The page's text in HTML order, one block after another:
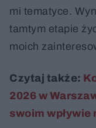
mi tematyce.
tamtym etapie
moich
Czytaj także:
2026 w
swoim wpływie